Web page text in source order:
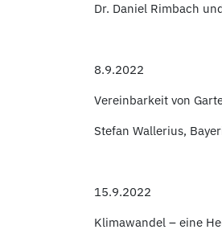
Dr. Daniel Rimbach
8.9.2022
Vereinbarkeit von
Stefan Wallerius,
15.9.2022
Klimawandel – eine